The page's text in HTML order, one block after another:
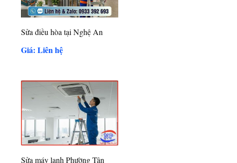
Sửa điều hòa tại Nghệ An
Giá: Liên hệ
Sửa máy lạnh Phường Tân